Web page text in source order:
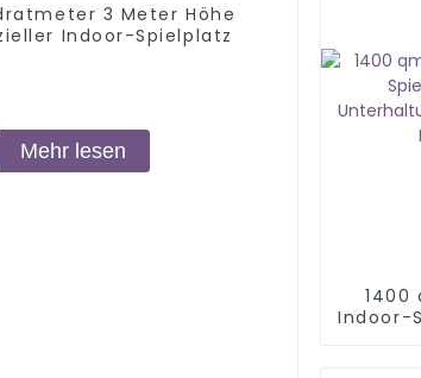
3 Meter Höhe
Indoor-Spielplatz
Mehr lesen
1400
Indoor-